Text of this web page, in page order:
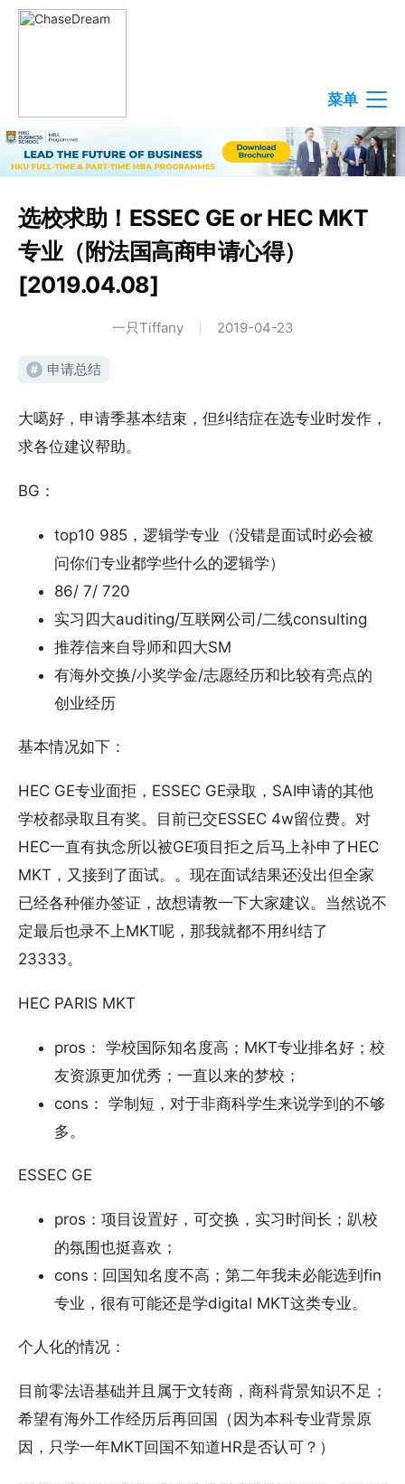
菜单
选校求助！ESSEC GE or HEC MKT
专业（附法国高商申请心得）
[2019.04.08]
一只Tiffany 2019-04-23
# 申请总结
大噶好，申请季基本结束，但纠结症在选专业时发作，
求各位建议帮助。
BG：
top10 985，逻辑学专业（没错是面试时必会被
问你们专业都学些什么的逻辑学）
86/ 7/ 720
实习四大auditing/互联网公司/二线consulting
推荐信来自导师和四大SM
有海外交换/小奖学金/志愿经历和比较有亮点的
创业经历
基本情况如下：
HEC GE专业面拒，ESSEC GE录取，SAI申请的其他
学校都录取且有奖。目前已交ESSEC 4w留位费。对
HEC一直有执念所以被GE项目拒之后马上补申了HEC
MKT，又接到了面试。。现在面试结果还没出但全家
已经各种催办签证，故想请教一下大家建议。当然说不
定最后也录不上MKT呢，那我就都不用纠结了
23333。
HEC PARIS MKT
pros： 学校国际知名度高；MKT专业排名好；校
友资源更加优秀；一直以来的梦校；
cons： 学制短，对于非商科学生来说学到的不够
多。
ESSEC GE
pros：项目设置好，可交换，实习时间长；趴校
的氛围也挺喜欢；
cons : 回国知名度不高；第二年我未必能选到fin
专业，很有可能还是学digital MKT这类专业。
个人化的情况：
目前零法语基础并且属于文转商，商科背景知识不足；
希望有海外工作经历后再回国（因为本科专业背景原
因，只学一年MKT回国不知道HR是否认可？）